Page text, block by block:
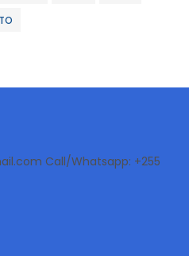
Call/Whatsapp: +255